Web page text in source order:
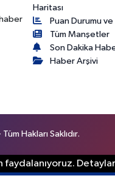
Haritası
Puan Durumu
Tüm Manşetler
Son Dakika
Haber Arşivi
Hakları Saklıdır.
Detaylar